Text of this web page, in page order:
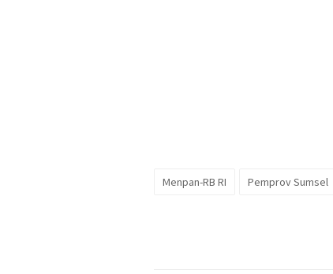
Menpan-RB RI Pemprov Sumsel